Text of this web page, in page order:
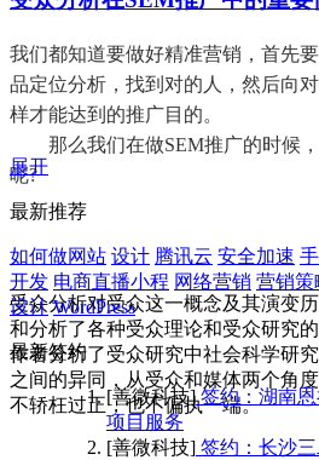
我们都知道要做好精准营销，首先
品定位分析，找到对的人，然后向
样才能达到的推广目的。
那么我们在做SEM推广的时候，
呢?
受众分析对受众这一概念及其演变
和分析了各种受众理论和受众研究
作者分析了受众研究中社会科学研
之间的异同，从受众和媒体两个角
不轿枉过正，也不偏执一端。
展开
最新推荐
如何做网站 设计 腾讯云 安全加速
开发 电商直播小程 网络营销 营销策
设计 WordPress
最新签约
[善微科技]签约：湖南
项目服务
[善微科技] 签约：长沙